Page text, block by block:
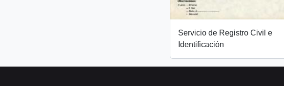
Servicio de Registro Civil e
Identificación